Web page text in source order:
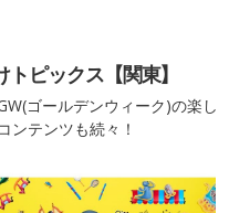
ピックス【関東】
ゴールデンウィーク)の楽し
ンテンツも続々！